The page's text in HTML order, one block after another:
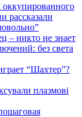
рассказали
– никто не знает
без света
“Шахтер”?
плазмові